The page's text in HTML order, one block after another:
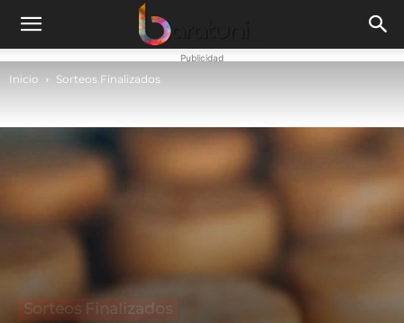
Publicidad
Inicio Sorteos Finalizados
Sorteos Finalizados